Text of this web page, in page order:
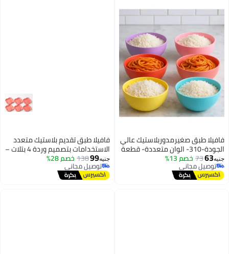
طبق صغيرمدوربلاستيك عالي
الجودة-310- الوان متعددة- قطعة
63
73خصم 13%
توصيل مجاني
توصيل مجاني
فافيلا طبق تقديم بلاستيك متعدد
الاستخدامات بتصميم وردة 4 بتلات –
6 قطع - مقاس 20×20×2 سم-كود
625
جنيه99
138خصم 28%
توصيل مجاني
توصيل مجاني